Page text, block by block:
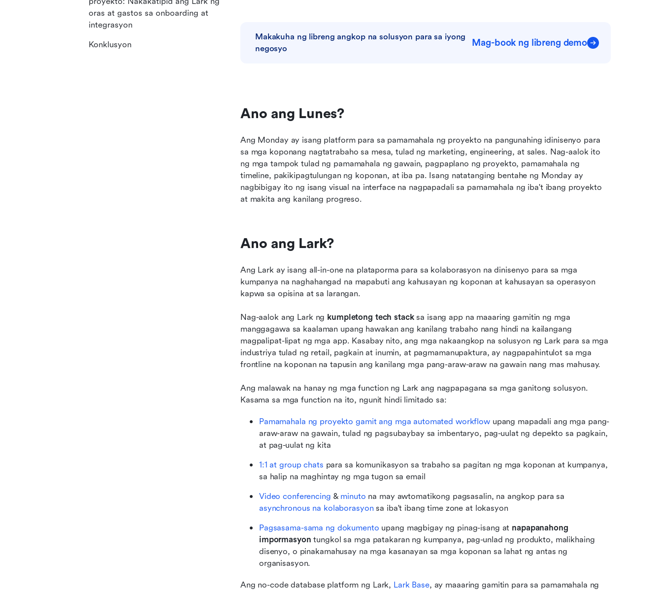
Makakuha ng libreng angkop na solusyon para sa iyong
negosyo
Mag-book ng libreng demo
Ano ang Lunes?
Ang Monday ay isang platform para sa pamamahala ng proyekto na pangunahing idinisenyo para
sa mga koponang nagtatrabaho sa mesa, tulad ng marketing, engineering, at sales. Nag-aalok ito
ng mga tampok tulad ng pamamahala ng gawain, pagpaplano ng proyekto, pamamahala ng
timeline, pakikipagtulungan ng koponan, at iba pa. Isang natatanging bentahe ng Monday ay
nagbibigay ito ng isang visual na interface na nagpapadali sa pamamahala ng iba't ibang proyekto
at makita ang kanilang progreso.
Ano ang Lark?
Ang Lark ay isang all-in-one na plataporma para sa kolaborasyon na dinisenyo para sa mga
kumpanya na naghahangad na mapabuti ang kahusayan ng koponan at kahusayan sa operasyon
kapwa sa opisina at sa larangan.
Nag-aalok ang Lark ng kumpletong tech stack sa isang app na maaaring gamitin ng mga
manggagawa sa kaalaman upang hawakan ang kanilang trabaho nang hindi na kailangang
magpalipat-lipat ng mga app. Kasabay nito, ang mga nakaangkop na solusyon ng Lark para sa mga
industriya tulad ng retail, pagkain at inumin, at pagmamanupaktura, ay nagpapahintulot sa mga
frontline na koponan na tapusin ang kanilang mga pang-araw-araw na gawain nang mas mahusay.
Ang malawak na hanay ng mga function ng Lark ang nagpapagana sa mga ganitong solusyon.
Kasama sa mga function na ito, ngunit hindi limitado sa:
Pamamahala ng proyekto gamit ang mga automated workflow upang mapadali ang mga pang-
araw-araw na gawain, tulad ng pagsubaybay sa imbentaryo, pag-uulat ng depekto sa pagkain,
at pag-uulat ng kita
1:1 at group chats para sa komunikasyon sa trabaho sa pagitan ng mga koponan at kumpanya,
sa halip na maghintay ng mga tugon sa email
Video conferencing & minuto
asynchronous na kolaborasyon sa iba't ibang time zone at lokasyon
Pagsasama-sama ng dokumento upang magbigay ng pinag-isang at napapanahong
impormasyon tungkol sa mga patakaran ng kumpanya, pag-unlad ng produkto, malikhaing
disenyo, o pinakamahusay na mga kasanayan sa mga koponan sa lahat ng antas ng
organisasyon.
Ang no-code database platform ng Lark, Lark Base, ay maaaring gamitin para sa pamamahala ng
oras at gastos sa onboarding at
integrasyon
Konklusyon